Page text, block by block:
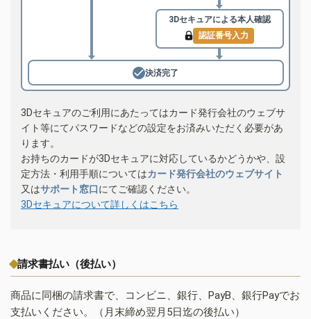
3Dセキュアによる本人確認
認証番号入力
決済完了
3Dセキュアのご利用にあたってはカード発行会社のウェブサ
イト等にてパスワードなどの設定をお済みいただく必要があ
ります。
お持ちのカードが3Dセキュアに対応しているかどうかや、設
定方法・利用手順についてはカード発行会社のウェブサイト
又はサポート窓口にてご確認ください。
3Dセキュアについて詳しくはこちら
請求書払い（後払い）
商品に同梱の請求書で、コンビニ、銀行、PayB、銀行Payでお
支払いください。（月末締め翌月5日迄の後払い）